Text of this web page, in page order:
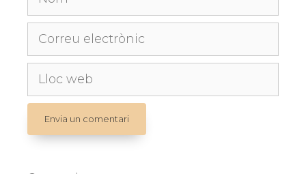
Correu
electrònic
Lloc
web